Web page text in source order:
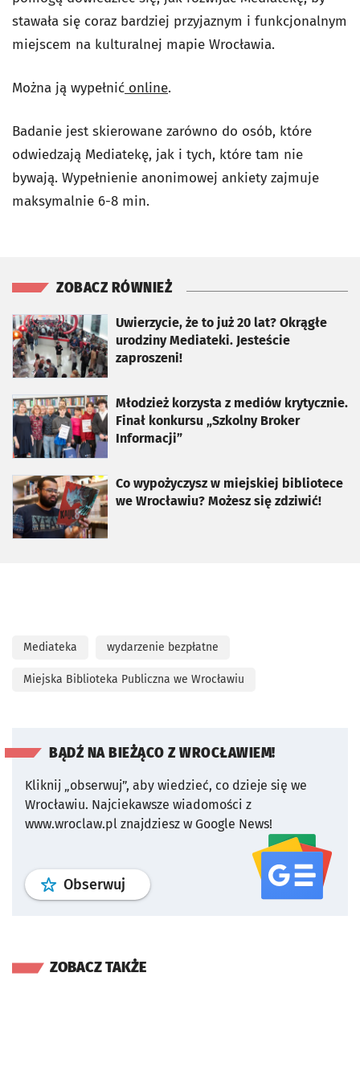
stawała się coraz bardziej przyjaznym i funkcjonalnym
miejscem na kulturalnej mapie Wrocławia.
Można ją wypełnić online.
Badanie jest skierowane zarówno do osób, które
odwiedzają Mediatekę, jak i tych, które tam nie
bywają. Wypełnienie anonimowej ankiety zajmuje
maksymalnie 6-8 min.
ZOBACZ RÓWNIEŻ
Uwierzycie, że to już 20 lat? Okrągłe
urodziny Mediateki. Jesteście
zaproszeni!
otworzy się w nowej karcie
Młodzież korzysta z mediów krytycznie.
Finał konkursu „Szkolny Broker
Informacji”
otworzy się w nowej karcie
Co wypożyczysz w miejskiej bibliotece
we Wrocławiu? Możesz się zdziwić!
otworzy się w nowej karcie
Mediateka wydarzenie bezpłatne
Miejska Biblioteka Publiczna we Wrocławiu
BĄDŹ NA BIEŻĄCO Z WROCŁAWIEM!
Kliknij „obserwuj”, aby wiedzieć, co dzieje się we
Wrocławiu. Najciekawsze wiadomości z
www.wroclaw.pl znajdziesz w Google News!
Obserwuj profil serwisu
ZOBACZ TAKŻE